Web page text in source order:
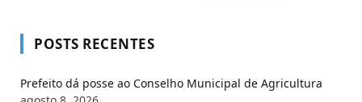
POSTS RECENTES
Prefeito dá posse ao Conselho Municipal de Agricultura